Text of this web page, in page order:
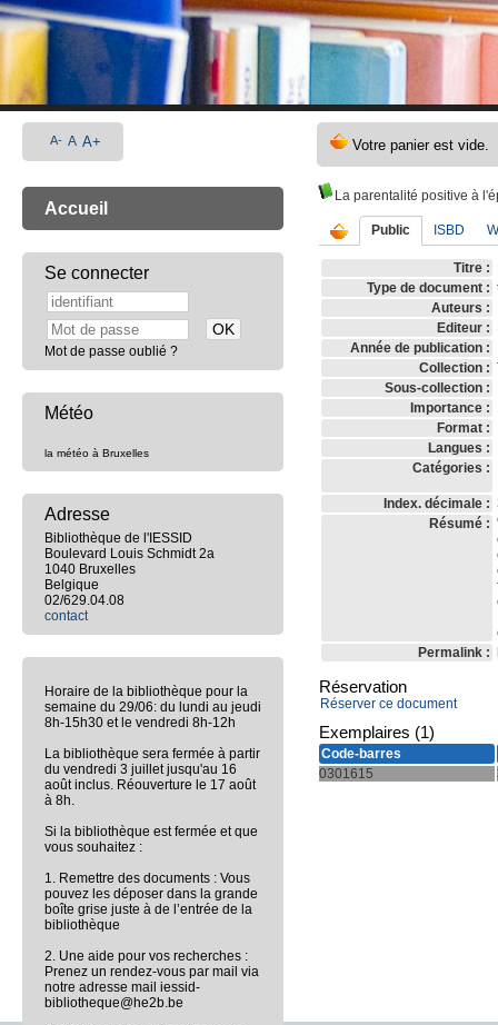
La parentalité positive à
Public ISBD
Titre :
Type de document :
Auteurs :
Editeur :
Année de publication :
Collection :
Sous-collection :
Importance :
Format :
Langues :
Catégories :
Index. décimale :
Résumé :
Permalink :
Réservation
Réserver ce document
Exemplaires (1)
Code-barres
0301615
A- A A+
Accueil
Se connecter
Mot de passe oublié ?
Météo
la météo à Bruxelles
Adresse
Bibliothèque de l'IESSID
Boulevard Louis Schmidt 2a
1040 Bruxelles
Belgique
02/629.04.08
contact
Horaire de la bibliothèque pour la
semaine du 29/06: du lundi au jeudi
8h-15h30 et le vendredi 8h-12h
La bibliothèque sera fermée à partir
du vendredi 3 juillet jusqu'au 16
août inclus. Réouverture le 17 août
à 8h.
Si la bibliothèque est fermée et que
vous souhaitez :
1. Remettre des documents : Vous
pouvez les déposer dans la grande
boîte grise juste à de l’entrée de la
bibliothèque
2. Une aide pour vos recherches :
Prenez un rendez-vous par mail via
notre adresse mail iessid-
bibliotheque@he2b.be